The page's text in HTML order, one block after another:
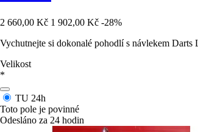
2 660,00 Kč 1 902,00 Kč -28%
Vychutnejte si dokonalé pohodlí s návlekem
Velikost
*
TU 24h
Toto pole je povinné
Odesláno za 24 hodin